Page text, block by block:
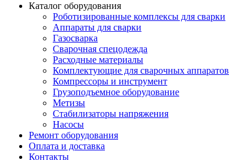
Каталог оборудования
Роботизированные комплексы для сварки
Аппараты для сварки
Газосварка
Сварочная спецодежда
Расходные материалы
Комплектующие для сварочных аппаратов
Компрессоры и инструмент
Грузоподъемное оборудование
Метизы
Стабилизаторы напряжения
Насосы
Ремонт оборудования
Оплата и доставка
Контакты